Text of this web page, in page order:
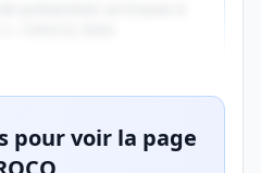
pour voir la page